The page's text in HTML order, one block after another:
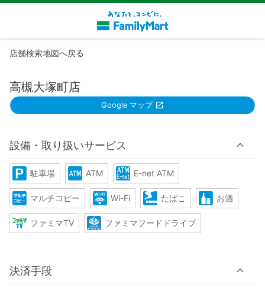
店舗検索地図へ戻る
高槻大塚町店
Google マップ
設備・取り扱いサービス
駐車場 ATM E-net ATM
マルチコピー Wi-Fi たばこ お酒
ファミマTV ファミマフードドライブ
決済手段